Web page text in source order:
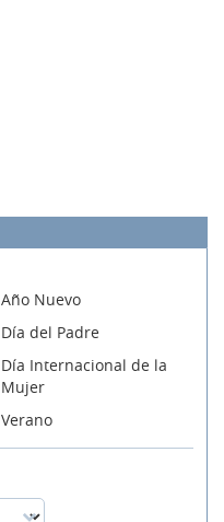
Año Nuevo
Día del Padre
Día Internacional de la
Mujer
Verano